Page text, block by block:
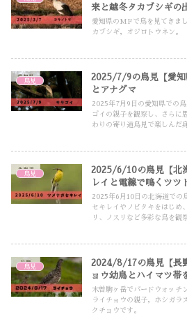
来と越冬タカブシギの
愛知県のMFで鳥を見てきま
カブシギ，オジロトウネン。
鳥見
2025/7/9の鳥見【愛知
とアナグマ
2025年7月9日の愛知県での
ゴイの親子を観察し、さらに
わりの寄り道鳥見で楽しんだ
鳥見
2025/6/10の鳥見【北
レイと電線で鳴くツツ
2025年6月10日の北海道での
セキレイやノビタキをはじめ
リ、ノスリなど多彩な鳥を観
鳥見
2024/8/17の鳥見【長
ョウ幼鳥とハイマツ帯
木曽駒ヶ岳でバードウォッチ
ライチョウの親子，ホシガラ
クチョウです。